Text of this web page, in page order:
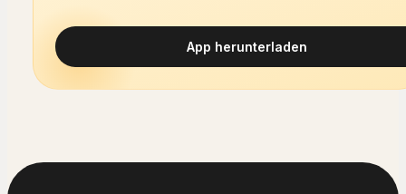
App herunterladen